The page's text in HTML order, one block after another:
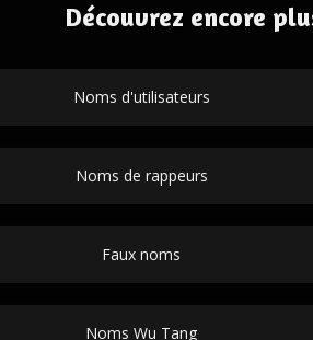
Découvrez encore
Noms d'utilisateurs
Noms de rappeurs
Faux noms
Noms Wu Tang